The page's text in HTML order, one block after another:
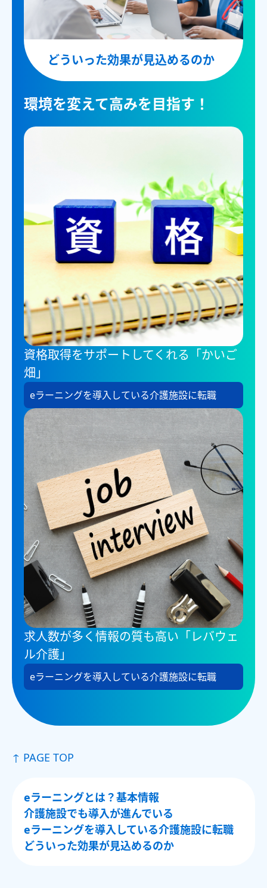
どういった効果が見込めるのか
環境を変えて高みを目指す！
資格取得をサポートしてくれる「かいご
畑」
eラーニングを導入している介護施設に転職
求人数が多く情報の質も高い「レバウェ
ル介護」
eラーニングを導入している介護施設に転職
↑ PAGE TOP
eラーニングとは？基本情報
介護施設でも導入が進んでいる
eラーニングを導入している介護施設に転職
どういった効果が見込めるのか